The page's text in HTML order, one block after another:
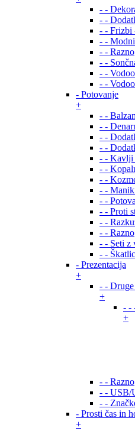
- -
- -
- - Frizbi
- -
- - Razno
- -
- -
- -
- Potovanje
+
- -
- -
- -
- -
- - Kavlji
- -
- -
- -
- -
- - Proti
- -
- - Razno
- - Seti z
- -
- Prezentacija
+
- -
+
- -
+
- - Razno
- - USB/
- -
- Prosti čas in
+